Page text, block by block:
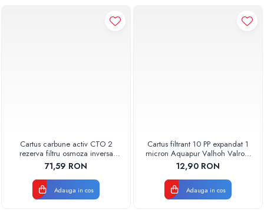
Cartus carbune activ CTO 2
rezerva filtru osmoza inversa
600GPD 87220370602 RO-600
Aquapur Valhoh Valrom
71,59 RON
Adauga in cos
Cartus filtrant 10 PP expandat 1
micron Aquapur Valhoh Valrom
AQUA07100110001
12,90 RON
Adauga in cos